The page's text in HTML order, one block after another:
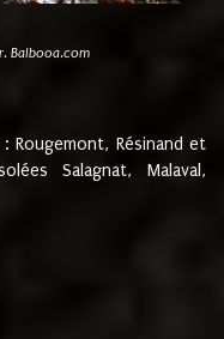
Balbooa.com
Rougemont, Résinand et
Salagnat, Malaval,